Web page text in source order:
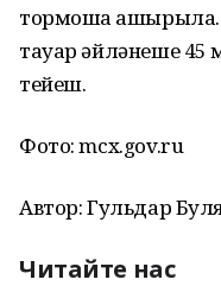
тормошҡа
тауар әйләнеше 45
тейеш.
Фото: mcx.gov.ru
Автор: Гульдар
Читайте нас